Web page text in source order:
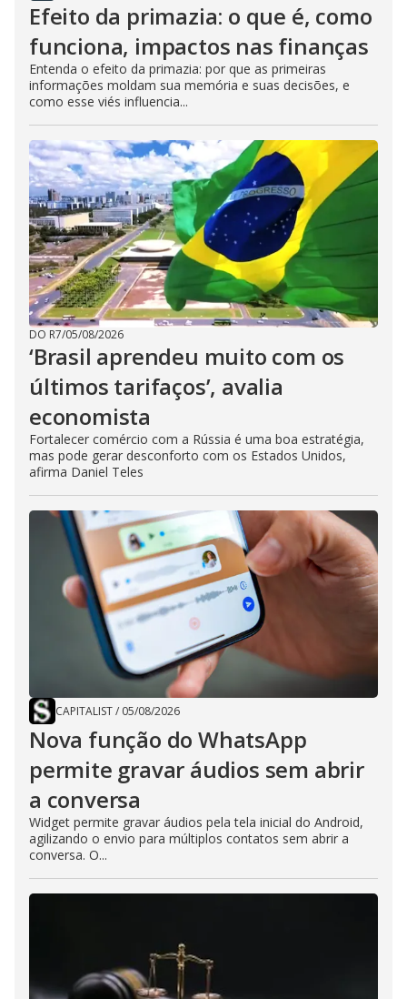
Efeito da primazia: o que é, como
funciona, impactos nas finanças
Entenda o efeito da primazia: por que as primeiras
informações moldam sua memória e suas decisões, e
como esse viés influencia...
DO R7/05/08/2026
‘Brasil aprendeu muito com os
últimos tarifaços’, avalia
economista
Fortalecer comércio com a Rússia é uma boa estratégia,
mas pode gerar desconforto com os Estados Unidos,
afirma Daniel Teles
CAPITALIST/ 05/08/2026
Nova função do WhatsApp
permite gravar áudios sem abrir
a conversa
Widget permite gravar áudios pela tela inicial do Android,
agilizando o envio para múltiplos contatos sem abrir a
conversa. O...